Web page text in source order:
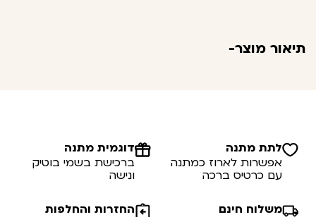
תיאור מוצר-
לתת מתנה
אפשרות לארוז כמתנה
עם כרטיס ברכה
דוגמית מתנה
ברכישת בשמי בוטיק
ונישה
משלוח חינם
החזרות והחלפות